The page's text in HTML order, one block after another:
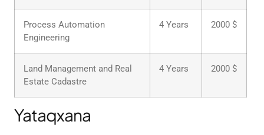
Process Automation
Engineering
4 Years 2000 $
Land Management and Real
Estate Cadastre
4 Years 2000 $
Yataqxana